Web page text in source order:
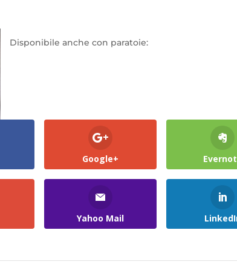
Disponibile anche con paratoie:
Google+
Yahoo Mail